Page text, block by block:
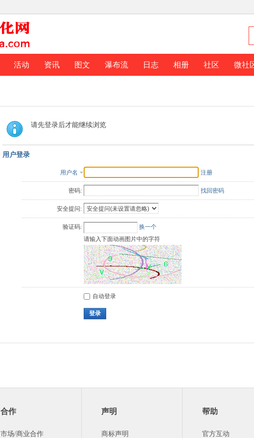
活动 资讯 图文 瀑布流 日志 相册 社区 微社
请先登录后才能继续浏览
用户登录
用户名 注册
密码: 找回密码
安全提问:
验证码:
换一个
请输入下面动画图片中的字符
自动登录
登录
合作
市场/商业合作
声明
商标声明
帮助
官方互动